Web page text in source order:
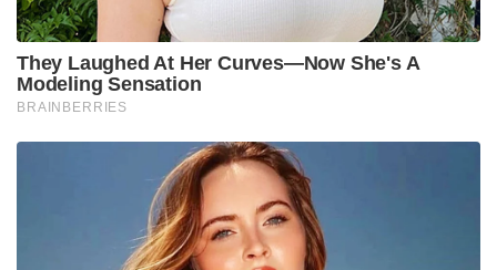
They Laughed At Her Curves—Now She's A
Modeling Sensation
BRAINBERRIES